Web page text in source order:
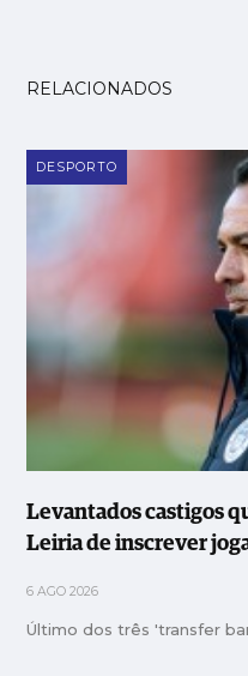
RELACIONADOS
DESPORTO
Levantados castigos
Leiria de inscrever
6 AGO 2026
Último dos três 'transfer